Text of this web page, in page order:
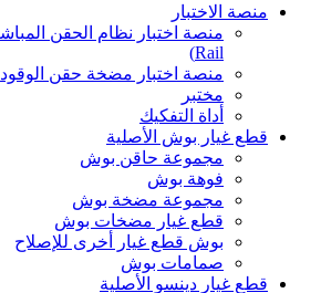
منصة الاختبار
Rail)
منصة اختبار مضخة حقن الوقود
مختبر
أداة التفكيك
قطع غيار بوش الأصلية
مجموعة حاقن بوش
فوهة بوش
مجموعة مضخة بوش
قطع غيار مضخات بوش
بوش قطع غيار أخرى للإصلاح
صمامات بوش
قطع غيار دينسو الأصلية